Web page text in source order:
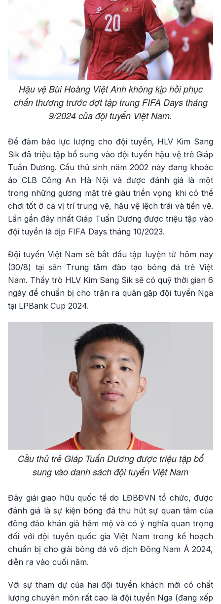
Hậu vệ Bùi Hoàng Việt Anh không kịp hồi phục
chấn thương trước đợt tập trung FIFA Days tháng
9/2024 của đội tuyển Việt Nam.
Để đảm bảo lực lượng cho đội tuyển, HLV Kim Sang
Sik đã triệu tập bổ sung vào đội tuyển hậu vệ trẻ Giáp
Tuấn Dương. Cầu thủ sinh năm 2002 này đang khoác
áo CLB Công An Hà Nội và được đánh giá là một
trong những gương mặt trẻ giàu triển vọng khi có thể
chơi tốt ở cả vị trí trung vệ, hậu vệ lệch trái và tiền vệ.
Lần gần đây nhất Giáp Tuấn Dương được triệu tập vào
đội tuyển là dịp FIFA Days tháng 10/2023.
Đội tuyển Việt Nam sẽ bắt đầu tập luyện từ hôm nay
(30/8) tại sân Trung tâm đào tạo bóng đá trẻ Việt
Nam. Thầy trò HLV Kim Sang Sik sẽ có quỹ thời gian 6
ngày để chuẩn bị cho trận ra quân gặp đội tuyển Nga
tại LPBank Cup 2024.
Cầu thủ trẻ Giáp Tuấn Dương được triệu tập bổ
sung vào danh sách đội tuyển Việt Nam
Đây giải giao hữu quốc tế do LĐBĐVN tổ chức, được
đánh giá là sự kiện bóng đá thu hút sự quan tâm của
đông đảo khán giả hâm mộ và có ý nghĩa quan trọng
đối với đội tuyển quốc gia Việt Nam trong kế hoạch
chuẩn bị cho giải bóng đá vô địch Đông Nam Á 2024,
diễn ra vào cuối năm.
Với sự tham dự của hai đội tuyển khách mời có chất
lượng chuyên môn rất cao là đội tuyển Nga (đang xếp